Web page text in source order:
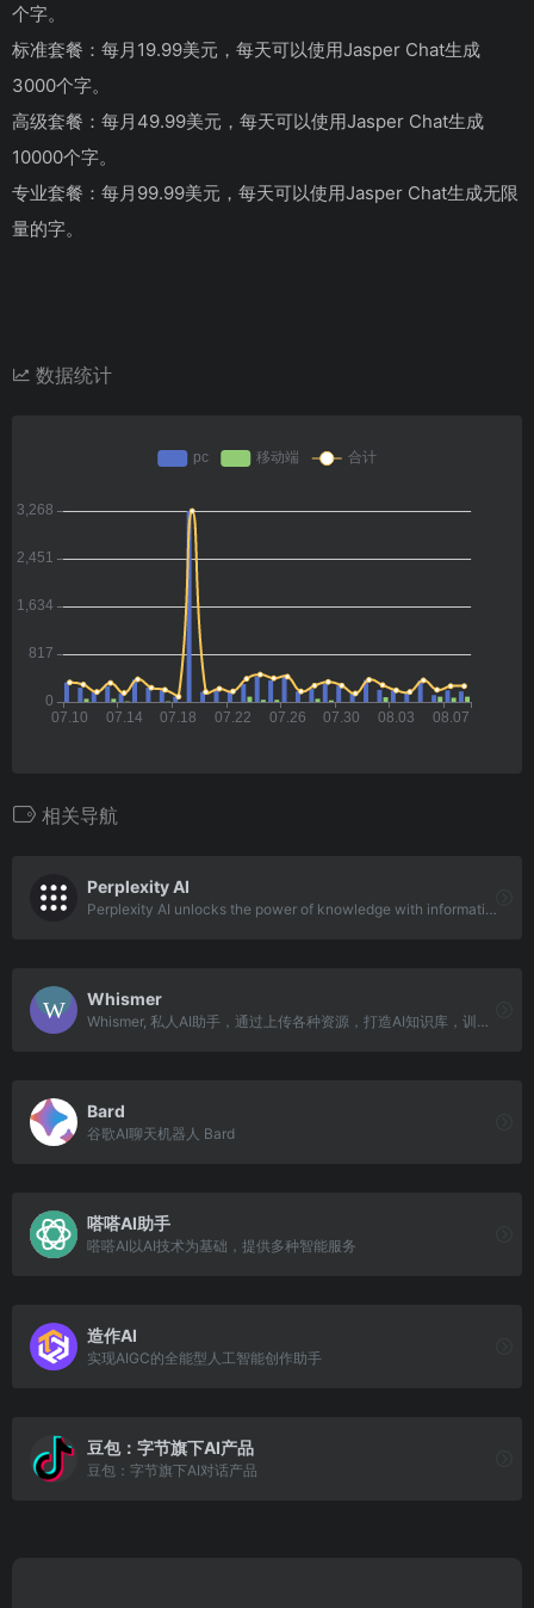
个字。
标准套餐：每月19.99美元，每天可以使用Jasper Chat生成
3000个字。
高级套餐：每月49.99美元，每天可以使用Jasper Chat生成
10000个字。
专业套餐：每月99.99美元，每天可以使用Jasper Chat生成无限
量的字。
数据统计
相关导航
Perplexity AI
Perplexity AI unlocks the power of knowledge with information discovery and sharing.
Whismer
Whismer, 私人AI助手，通过上传各种资源，打造AI知识库，训练专业的AI助手，得到正确的答案。每个人都可以轻松定制自己的AI，并且可以团队共享专业AI。
‎Bard
谷歌AI聊天机器人 Bard
嗒嗒AI助手
嗒嗒AI以AI技术为基础，提供多种智能服务
造作AI
实现AIGC的全能型人工智能创作助手
豆包：字节旗下AI产品
豆包：字节旗下AI对话产品